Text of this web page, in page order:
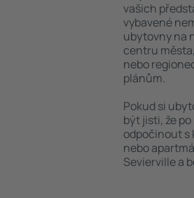
vašich
vybavené
ubytovny na
centru
nebo
plánům.
Pokud si
být jisti, že
odpočinout s
nebo
Sevierville a